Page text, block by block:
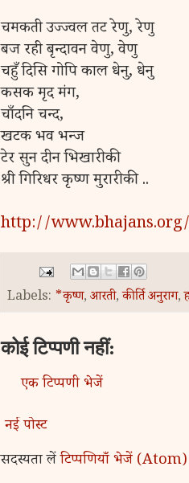
चमकती उज्ज्वल तट रेणु, रेणु
बज रही बृन्दावन वेणु, वेणु
चहुँ दिसि गोपि काल धेनु, धेनु
कसक मृद मंग,
चाँदनि चन्द,
खटक भव भन्ज
टेर सुन दीन भिखारी की
श्री गिरिधर कृष्ण मुरारी की ..
http://
Labels: *कृष्ण, आरती,कीर्ति अनुराग,
कोई टिप्पणी नहीं:
एक टिप्पणी भेजें
नई पोस्ट
सदस्यता लेंटिप्पणियाँ भेजें (Atom)